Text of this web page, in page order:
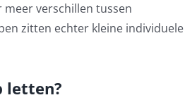
meer verschillen tussen
zitten echter kleine individuele
letten?